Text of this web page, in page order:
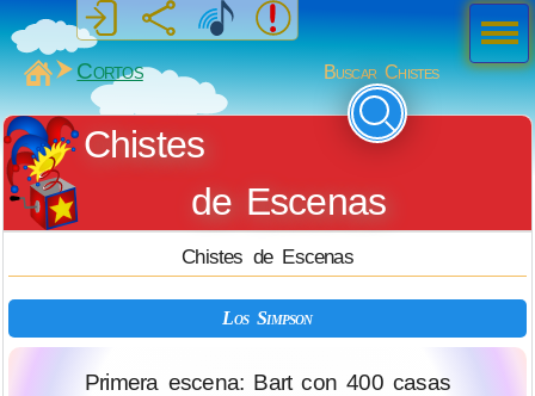
MiSabueso
Cortos Buscar Chistes
Chistes
de Escenas
Chistes de Escenas
Los Simpson
Primera escena: Bart con 400 casas
Men
ú